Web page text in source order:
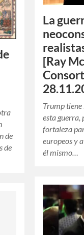
de
de
La
[Ray
Trump
esta guerra,
fortaleza
europeos y
él mismo…